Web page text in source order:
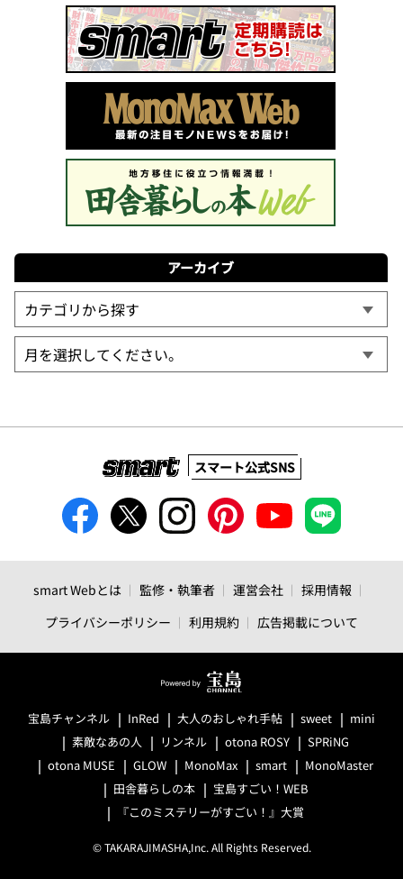
アーカイブ
スマート公式SNS
smart Webとは 監修・執筆者 運営会社
採用情報
プライバシーポリシー
利用規約 広告掲載について
宝島チャンネル InRed 大人のおしゃれ手帖 sweet
mini
素敵なあの人
リンネル otona ROSY
SPRiNG
otona MUSE
GLOW MonoMax smart
MonoMaster
田舎暮らしの本
宝島すごい！WEB
『このミステリーがすごい！』大賞
© TAKARAJIMASHA,Inc. All Rights Reserved.